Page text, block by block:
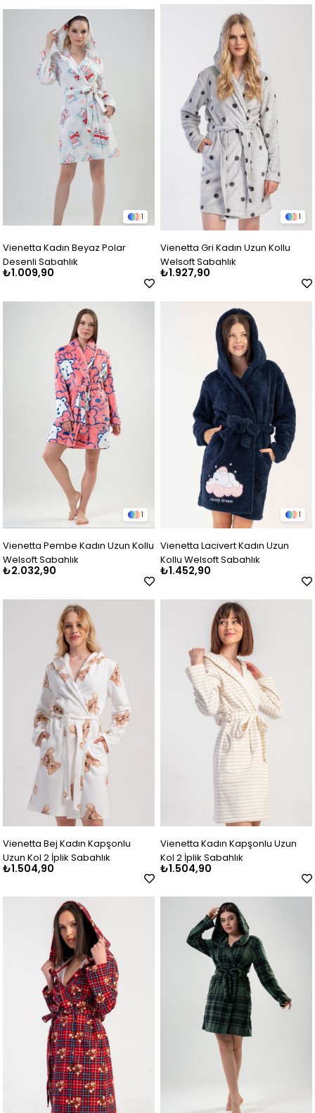
1
Vienetta Kadın Beyaz Polar
Desenli Sabahlık
₺1.009,90
1
Vienetta Gri Kadın Uzun Kollu
Welsoft Sabahlık
₺1.927,90
1
Vienetta Pembe Kadın Uzun Kollu
Welsoft Sabahlık
₺2.032,90
1
Vienetta Lacivert Kadın Uzun
Kollu Welsoft Sabahlık
₺1.452,90
Vienetta Bej Kadın Kapşonlu
Uzun Kol 2 İplik Sabahlık
₺1.504,90
Vienetta Kadın Kapşonlu Uzun
Kol 2 İplik Sabahlık
₺1.504,90